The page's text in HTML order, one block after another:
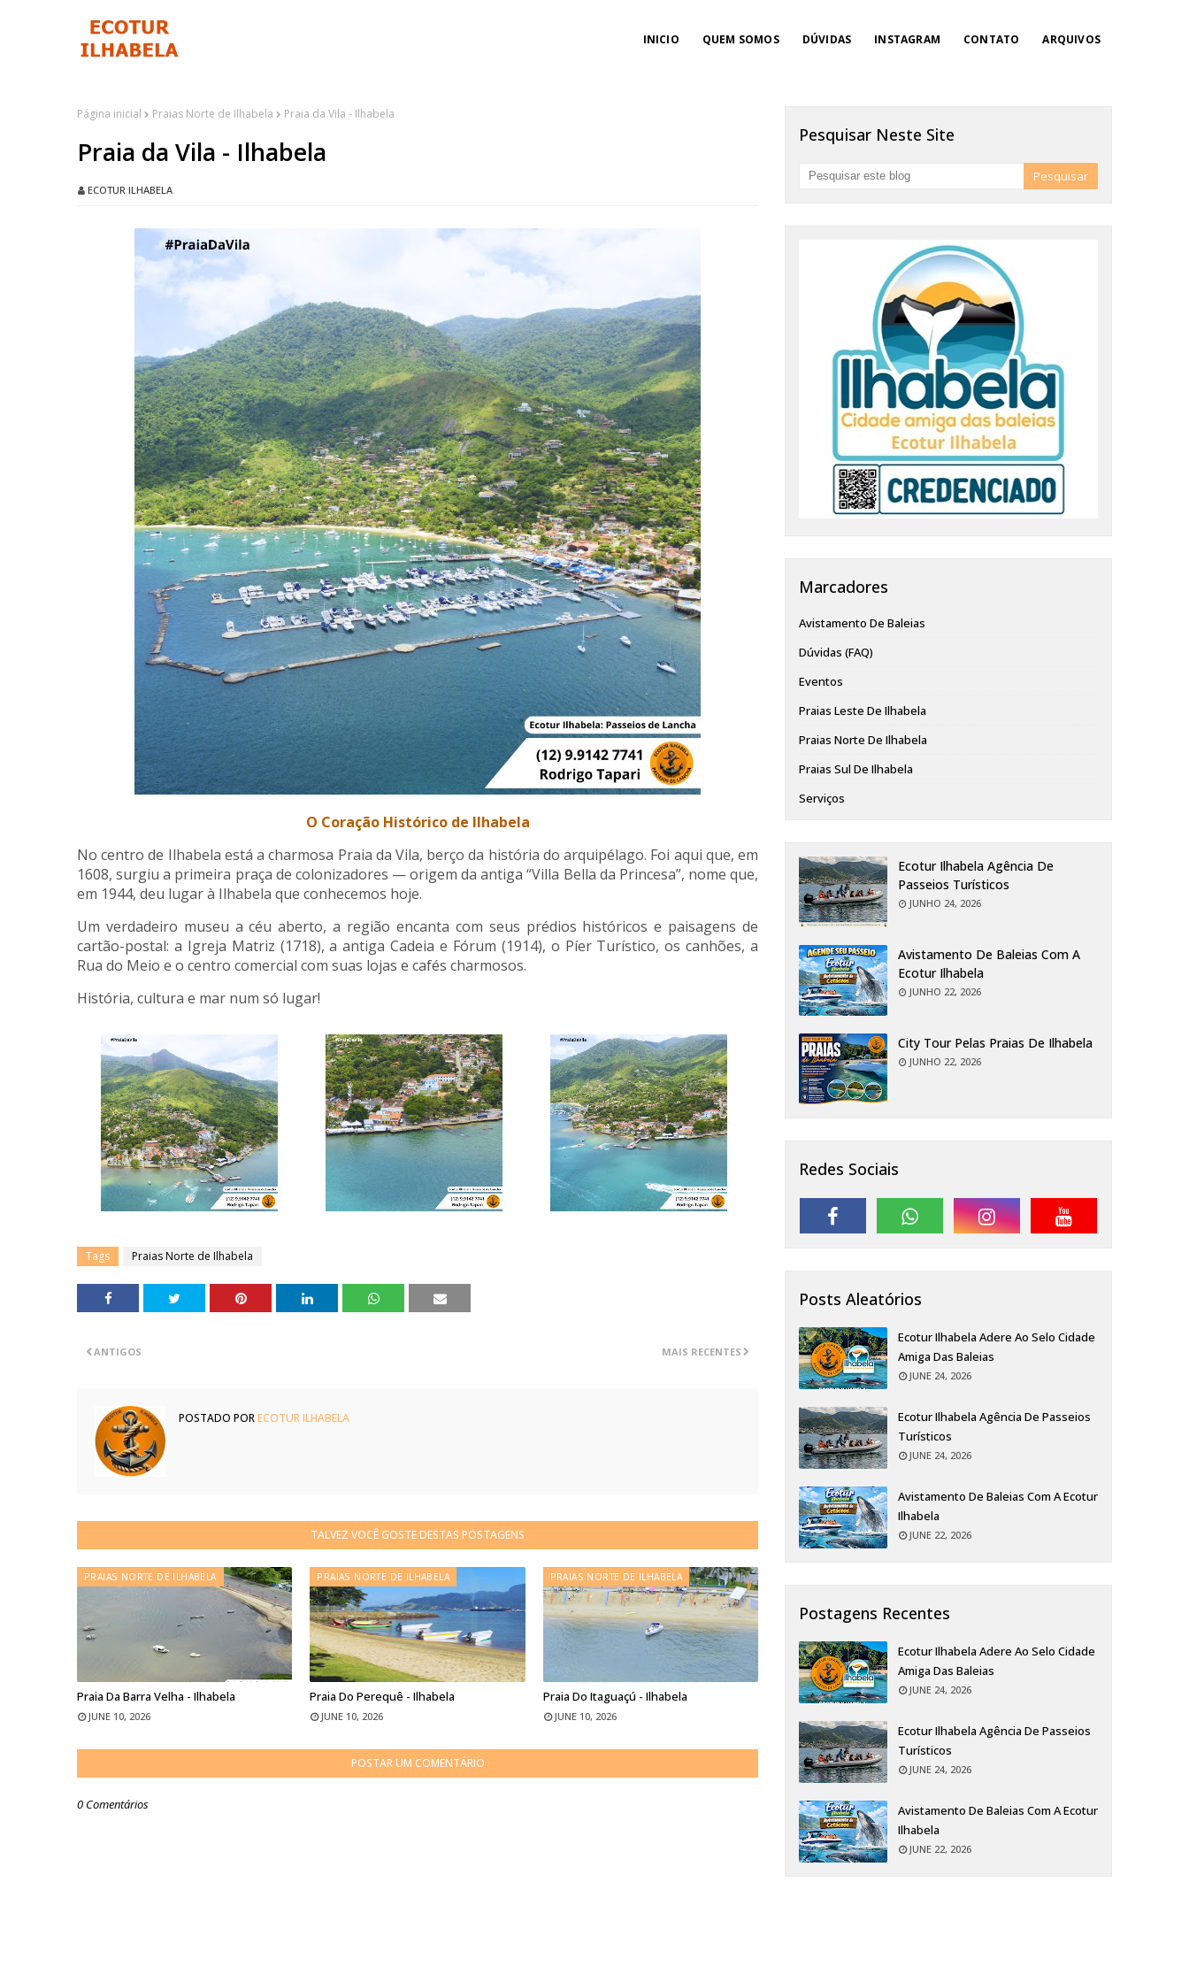
INICIO QUEM SOMOS DÚVIDAS INSTAGRAM CONTATO ARQUIVOS
Página inicial Praias Norte de Ilhabela Praia da Vila - Ilhabela
Praia da Vila - Ilhabela
ECOTUR ILHABELA
O Coração Histórico de Ilhabela
No centro de Ilhabela está a charmosa Praia da Vila, berço da história do arquipélago. Foi aqui que, em
1608, surgiu a primeira praça de colonizadores — origem da antiga “Villa Bella da Princesa”, nome que,
em 1944, deu lugar à Ilhabela que conhecemos hoje.
Um verdadeiro museu a céu aberto, a região encanta com seus prédios históricos e paisagens de
cartão-postal: a Igreja Matriz (1718), a antiga Cadeia e Fórum (1914), o Píer Turístico, os canhões, a
Rua do Meio e o centro comercial com suas lojas e cafés charmosos.
História, cultura e mar num só lugar!
Tags Praias Norte de Ilhabela
MAIS RECENTES
ANTIGOS
POSTADO PORECOTUR ILHABELA
TALVEZ VOCÊ GOSTE DESTAS POSTAGENS
PRAIAS NORTE DE ILHABELA
Praia Da Barra Velha - Ilhabela
JUNE 10, 2026
PRAIAS NORTE DE ILHABELA
Praia Do Perequê - Ilhabela
JUNE 10, 2026
PRAIAS NORTE DE ILHABELA
Praia Do Itaguaçú - Ilhabela
JUNE 10, 2026
POSTAR UM COMENTÁRIO
0 Comentários
Pesquisar Neste Site
Marcadores
Avistamento De Baleias
Dúvidas (FAQ)
Eventos
Praias Leste De Ilhabela
Praias Norte De Ilhabela
Praias Sul De Ilhabela
Serviços
Ecotur Ilhabela Agência De
Passeios Turísticos
JUNHO 24, 2026
Avistamento De Baleias Com A
Ecotur Ilhabela
JUNHO 22, 2026
City Tour Pelas Praias De Ilhabela
JUNHO 22, 2026
Redes Sociais
Posts Aleatórios
Ecotur Ilhabela Adere Ao Selo Cidade
Amiga Das Baleias
JUNE 24, 2026
Ecotur Ilhabela Agência De Passeios
Turísticos
JUNE 24, 2026
Avistamento De Baleias Com A Ecotur
Ilhabela
JUNE 22, 2026
Postagens Recentes
Ecotur Ilhabela Adere Ao Selo Cidade
Amiga Das Baleias
JUNE 24, 2026
Ecotur Ilhabela Agência De Passeios
Turísticos
JUNE 24, 2026
Avistamento De Baleias Com A Ecotur
Ilhabela
JUNE 22, 2026